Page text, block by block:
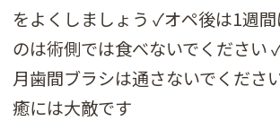
をよくしましょう ✓オペ後は1週
のは術側では食べないでください
月歯間ブラシは通さないでくださ
癒には大敵です